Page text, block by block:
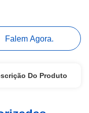
Falem Agora.
Do Produto